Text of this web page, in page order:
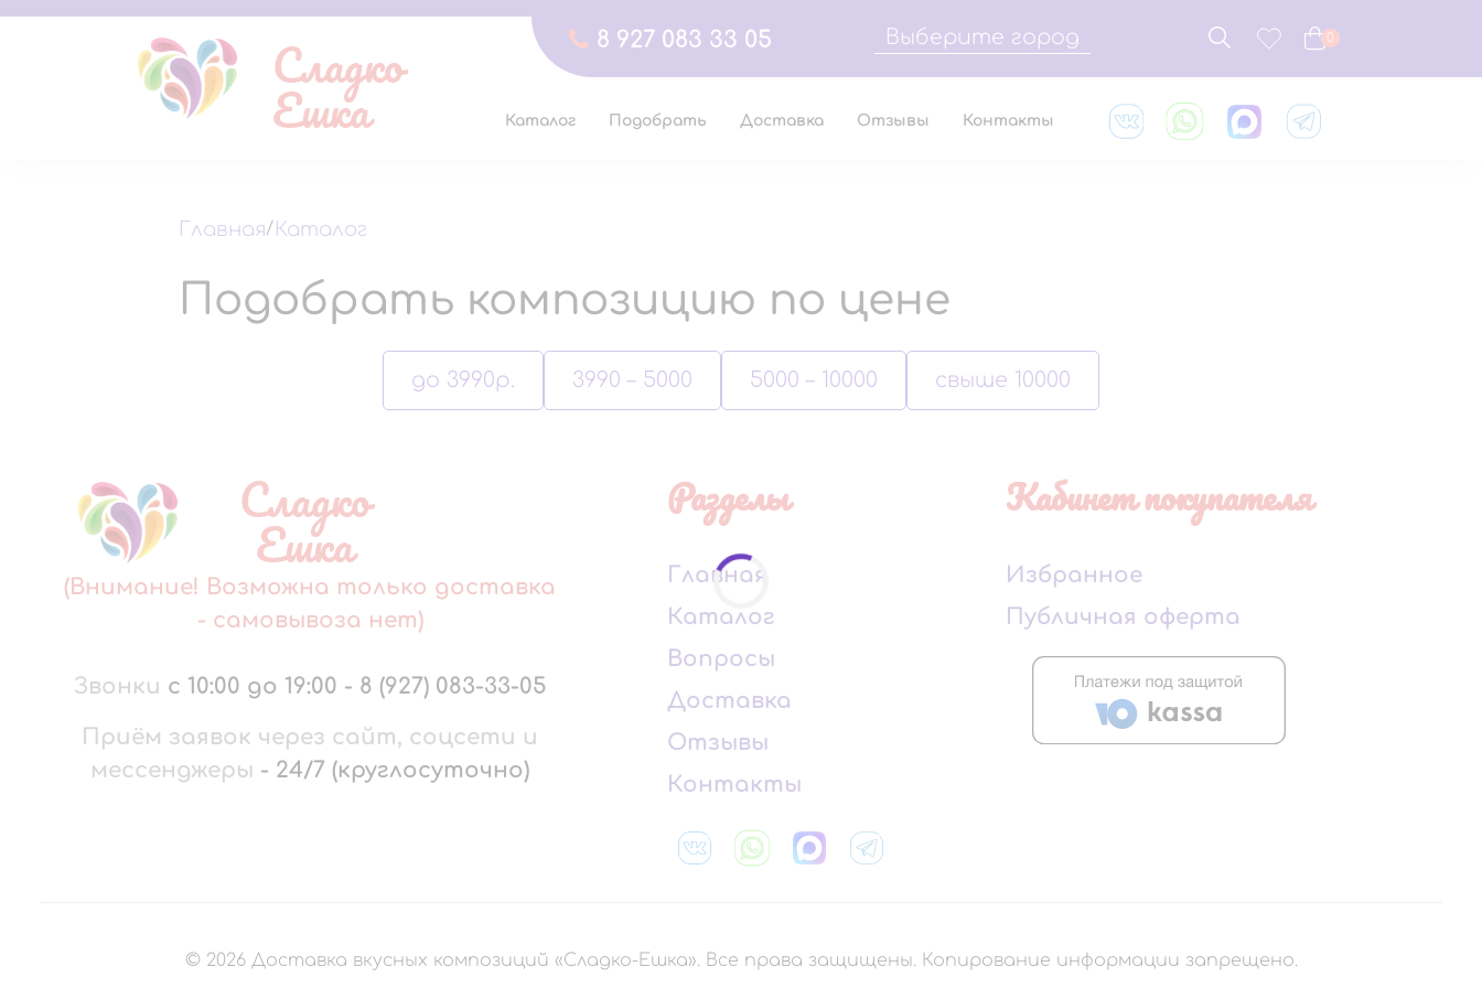
8 927 083 33 05 Выберите город 0
Сладко
Ешка Каталог Подобрать Доставка Отзывы Контакты
Главная/ Каталог
Подобрать композицию по цене
до 3990р. 3990 – 5000 5000 – 10000 свыше 10000
Сладко
Ешка
(Внимание! Возможна только доставка
- самовывоза нет)
Звонки с 10:00 до 19:00 - 8 (927) 083-33-05
Приём заявок через сайт, соцсети и
мессенджеры - 24/7 (круглосуточно)
Разделы
Главная
Каталог
Вопросы
Доставка
Отзывы
Контакты
Кабинет покупателя
Избранное
Публичная оферта
© 2026Доставка вкусных композиций «Сладко-Ешка». Все права защищены. Копирование информации запрещено.